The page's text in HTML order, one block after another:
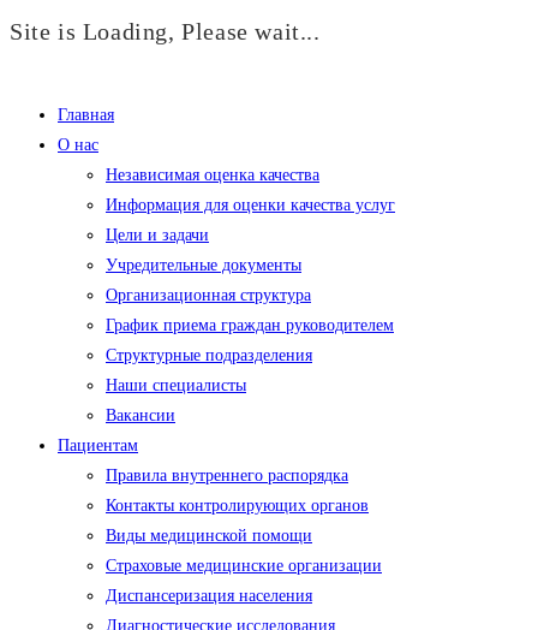
Site is Loading, Please wait...
содержимому
Главная
О нас
Независимая оценка качества
Информация для оценки качества услуг
Цели и задачи
Учредительные документы
Организационная структура
График приема граждан руководителем
Структурные подразделения
Наши специалисты
Вакансии
Пациентам
Правила внутреннего распорядка
Контакты контролирующих органов
Виды медицинской помощи
Страховые медицинские организации
Диспансеризация населения
Диагностические исследования